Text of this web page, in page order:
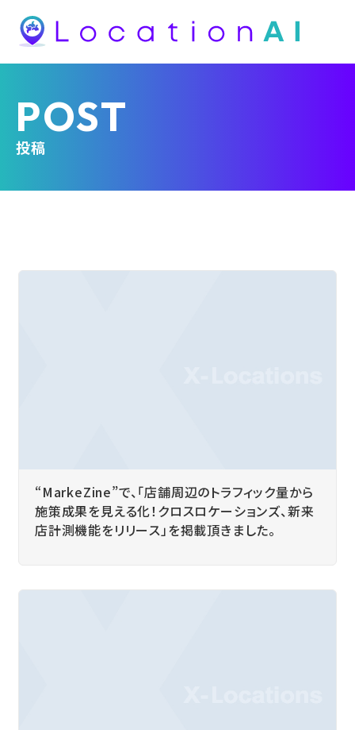
POST
投稿
“MarkeZine”で、「店舗周辺のトラフィック量から
施策成果を見える化！クロスロケーションズ、新来
店計測機能をリリース」を掲載頂きました。